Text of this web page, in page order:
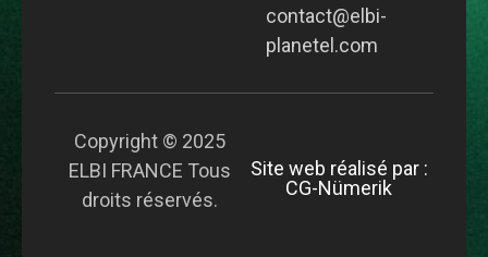
contact@elbi-
planetel.com
Copyright © 2025
ELBI FRANCE Tous
droits réservés.
Site web réalisé par :
CG-Nümerik